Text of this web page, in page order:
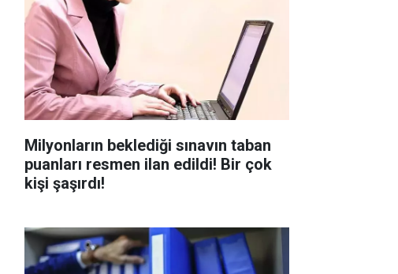
Milyonların beklediği sınavın taban
puanları resmen ilan edildi! Bir çok
kişi şaşırdı!